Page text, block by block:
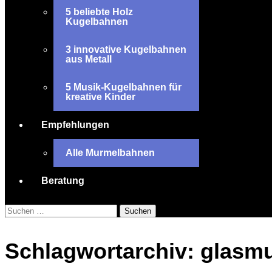
5 beliebte Holz
Kugelbahnen
3 innovative Kugelbahnen
aus Metall
5 Musik-Kugelbahnen für
kreative Kinder
Empfehlungen
Alle Murmelbahnen
Beratung
Suchen
nach:
Schlagwortarchiv: